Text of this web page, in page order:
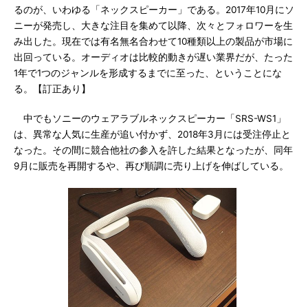
るのが、いわゆる「ネックスピーカー」である。2017年10月にソ
ニーが発売し、大きな注目を集めて以降、次々とフォロワーを生
み出した。現在では有名無名合わせて10種類以上の製品が市場に
出回っている。オーディオは比較的動きが遅い業界だが、たった
1年で1つのジャンルを形成するまでに至った、ということにな
る。【訂正あり】
中でもソニーのウェアラブルネックスピーカー「SRS-WS1」
は、異常な人気に生産が追い付かず、2018年3月には受注停止と
なった。その間に競合他社の参入を許した結果となったが、同年
9月に販売を再開するや、再び順調に売り上げを伸ばしている。